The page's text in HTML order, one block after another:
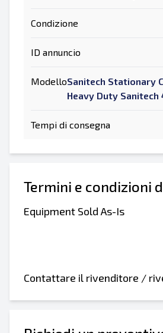
Condizione
ID annuncio
ModelloSanitech Stationary
Heavy Duty
Tempi di consegna
Termini e condizioni
Equipment Sold As-Is
Contattare il rivenditore /